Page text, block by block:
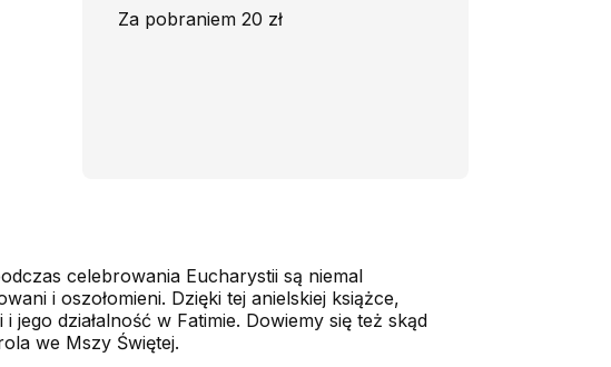
Za pobraniem 20 zł
celebrowania Eucharystii są niemal
i oszołomieni. Dzięki tej anielskiej książce,
jego działalność w Fatimie. Dowiemy się też skąd
we Mszy Świętej.